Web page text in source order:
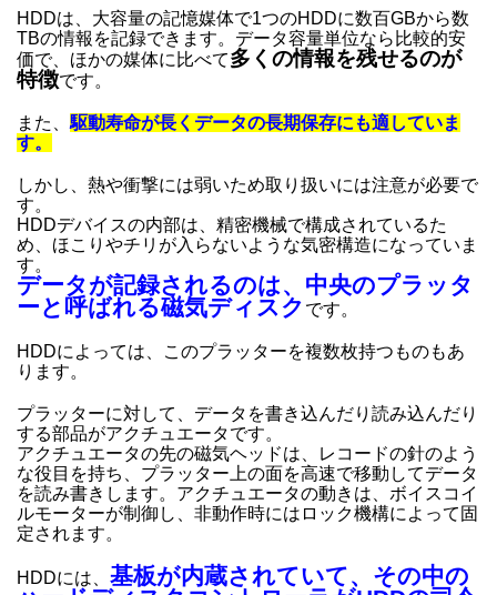
HDDは、大容量の記憶媒体で1つのHDDに数百GBから数
TBの情報を記録できます。データ容量単位なら比較的安
価で、ほかの媒体に比べて多くの情報を残せるのが
特徴です。
また、 駆動寿命が長くデータの長期保存にも適していま
す。
しかし、熱や衝撃には弱いため取り扱いには注意が必要で
す。
HDDデバイスの内部は、精密機械で構成されているた
め、ほこりやチリが入らないような気密構造になっていま
す。
データが記録されるのは、中央のプラッタ
ーと呼ばれる磁気ディスク です。
HDDによっては、このプラッターを複数枚持つものもあ
ります。
プラッターに対して、データを書き込んだり読み込んだり
する部品がアクチュエータです。
アクチュエータの先の磁気ヘッドは、レコードの針のよう
な役目を持ち、プラッター上の面を高速で移動してデータ
を読み書きします。アクチュエータの動きは、ボイスコイ
ルモーターが制御し、非動作時にはロック機構によって固
定されます。
HDDには、 基板が内蔵されていて、その中の